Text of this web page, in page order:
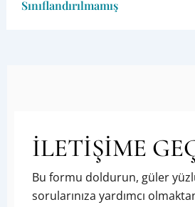
Sınıflandırılmamış
İLETİŞİME
Bu formu doldurun, güler
sorularınıza yardımcı